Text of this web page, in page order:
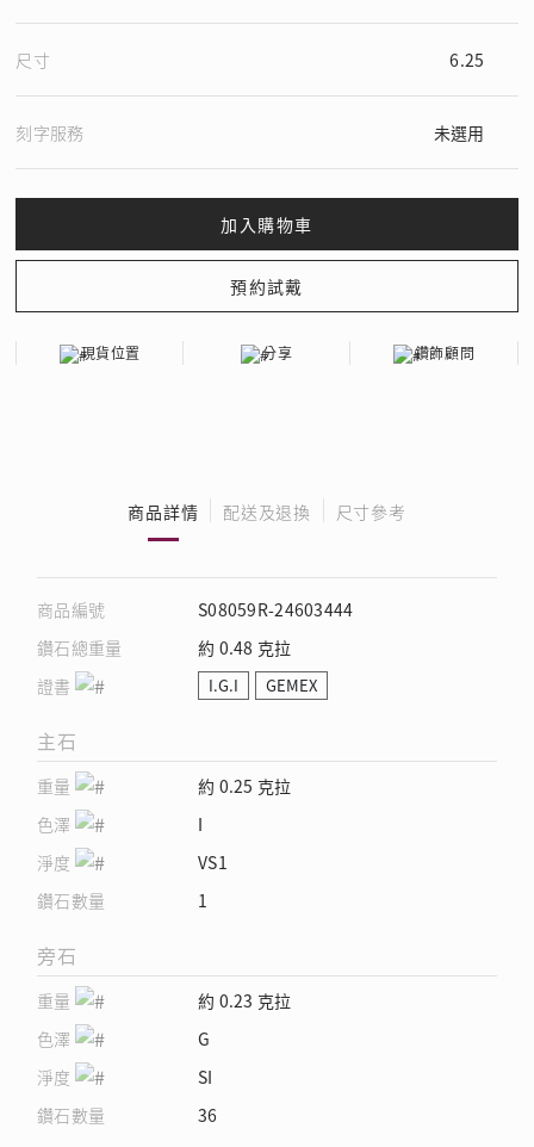
尺寸 6.25
刻字服務 未選用
現貨位置 分享 鑽飾顧問
商品詳情 配送及退換 尺寸參考
商品編號
S08059R-24603444
鑽石總重量
約 0.48 克拉
證書
I.G.I GEMEX
主石
重量
約 0.25 克拉
色澤
I
淨度
VS1
鑽石數量
1
旁石
重量
約 0.23 克拉
色澤
G
淨度
SI
鑽石數量
36